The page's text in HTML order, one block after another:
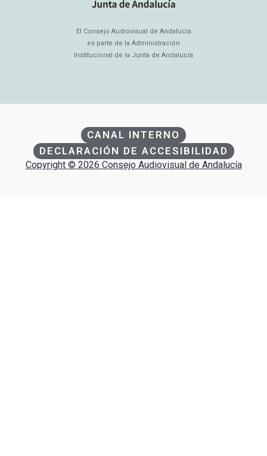
El Consejo Audiovisual de Andalucía
es parte de la Administración
Institucional de la Junta de Andalucía
CANAL INTERNO
DECLARACIÓN DE ACCESIBILIDAD
Copyright © 2026 Consejo Audiovisual de Andalucía